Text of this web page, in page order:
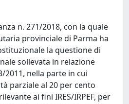
n. 271/2018, con la quale
provinciale di Parma ha
la questione di
sollevata in relazione
2011, nella parte in cui
parziale al 20 per cento
ai fini IRES/IRPEF, per